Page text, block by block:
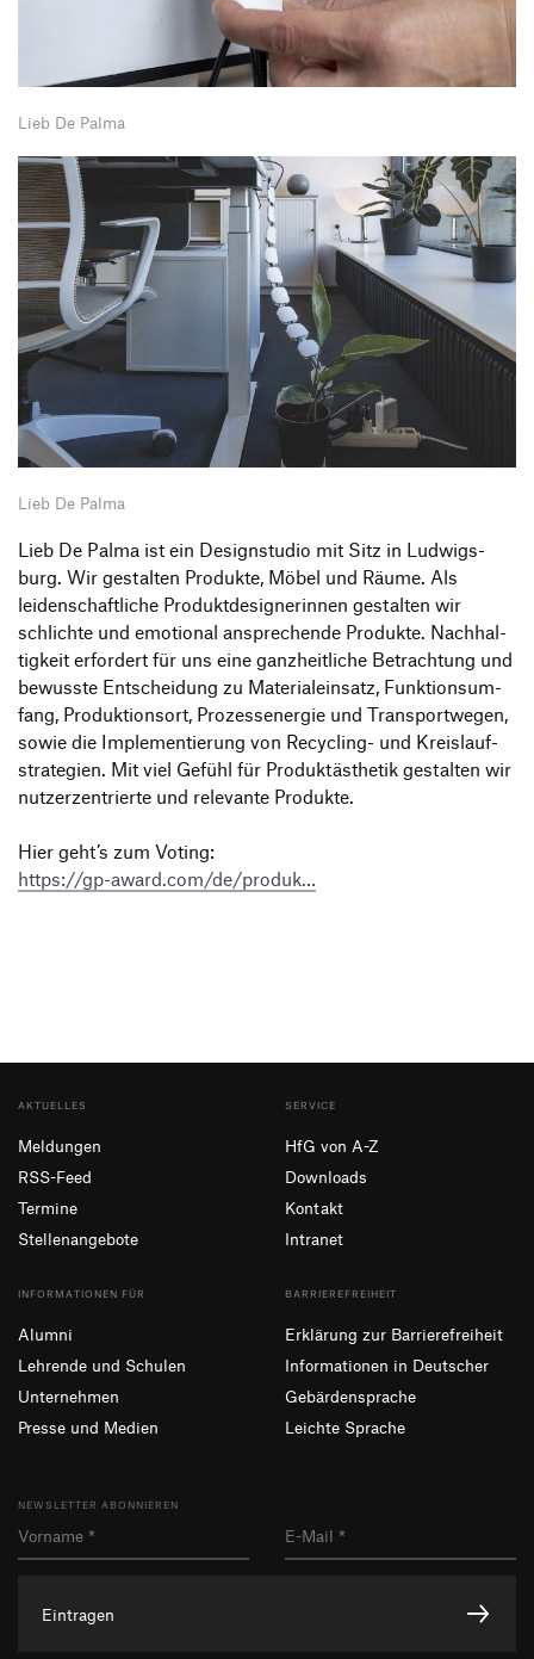
Lieb De Palma
Lieb De Palma
Lieb De Palma ist ein Design­studio mit Sitz in Ludwigs­
burg. Wir gestalten Produkte, Möbel und Räume. Als
leiden­schaft­liche Produkt­de­si­gne­rinnen gestalten wir
schlichte und emotional anspre­chende Produkte. Nach­hal­
tig­keit erfor­dert für uns eine ganz­heit­liche Betrach­tung und
bewusste Entschei­dung zu Mate­ri­al­ein­satz, Funk­ti­ons­um­
fang, Produk­ti­onsort, Prozess­energie und Trans­port­wegen,
sowie die Imple­men­tie­rung von Recy­cling- und Kreis­lauf­
stra­te­gien. Mit viel Gefühl für Produkt­äs­thetik gestalten wir
nutzer­zen­trierte und rele­vante Produkte.
Hier geht’s zum Voting:
https://gp-award.com/de/produk…
AKTUELLES
Meldungen
RSS-Feed
Termine
Stellenangebote
SERVICE
HfG von A-Z
Downloads
Kontakt
Intranet
INFORMATIONEN FÜR
Alumni
Lehrende und Schulen
Unternehmen
Presse und Medien
BARRIEREFREIHEIT
Erklärung zur Barrierefreiheit
Informationen in Deutscher
Gebärdensprache
Leichte Sprache
NEWSLETTER ABONNIEREN
Eintragen